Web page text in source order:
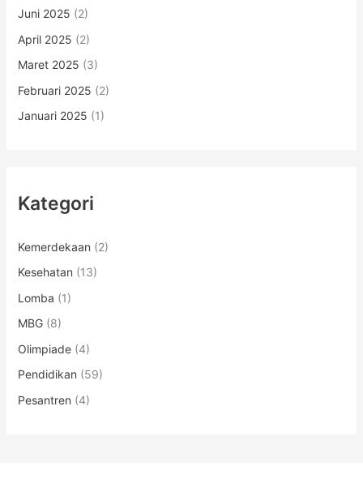
Juni 2025 (2)
April 2025 (2)
Maret 2025 (3)
Februari 2025 (2)
Januari 2025 (1)
Kategori
Kemerdekaan (2)
Kesehatan (13)
Lomba (1)
MBG(8)
Olimpiade(4)
Pendidikan (59)
Pesantren (4)